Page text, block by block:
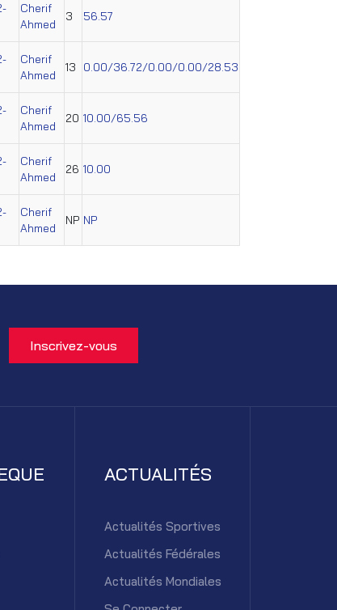
Cherif
Ahmed
3 56.57
Cherif
Ahmed
13 0.00/36.72/0.00/0.00/28.53
Cherif
Ahmed
20 10.00/65.56
Cherif
Ahmed
26 10.00
Cherif
Ahmed
NP NP
ACTUALITÉS
Actualités Sportives
Actualités Fédérales
Actualités Mondiales